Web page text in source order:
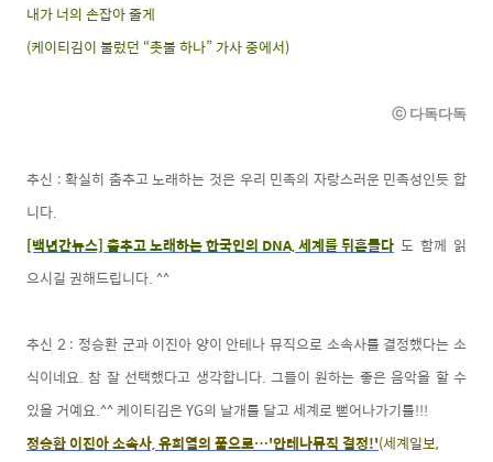
내가 너의 손잡아 줄게
(케이티김이 불렀던 “촛불 하나” 가사 중에서)
ⓒ 다독다독
추신 : 확실히 춤추고 노래하는 것은 우리 민족의 자랑스러운 민족성인듯 합
니다.
[백년간뉴스] 춤추고 노래하는 한국인의 DNA, 세계를 뒤흔들다 도 함께 읽
으시길 권해드립니다. ^^
추신 2 : 정승환 군과 이진아 양이 안테나 뮤직으로 소속사를 결정했다는 소
식이네요. 참 잘 선택했다고 생각합니다. 그들이 원하는 좋은 음악을 할 수
있을 거예요.^^ 케이티김은 YG의 날개를 달고 세계로 뻗어나가기를!!!
정승환 이진아 소속사, 유희열의 품으로…'안테나뮤직 결정!'(세계일보,